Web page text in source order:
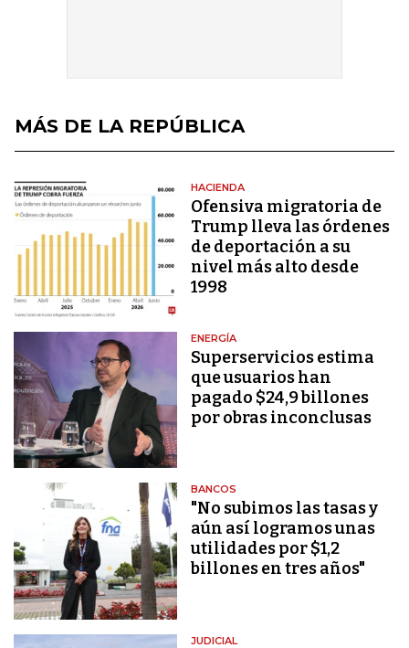
MÁS DE LA REPÚBLICA
HACIENDA
Ofensiva migratoria de
Trump lleva las órdenes
de deportación a su
nivel más alto desde
1998
ENERGÍA
Superservicios estima
que usuarios han
pagado $24,9 billones
por obras inconclusas
BANCOS
"No subimos las tasas y
aún así logramos unas
utilidades por $1,2
billones en tres años"
JUDICIAL